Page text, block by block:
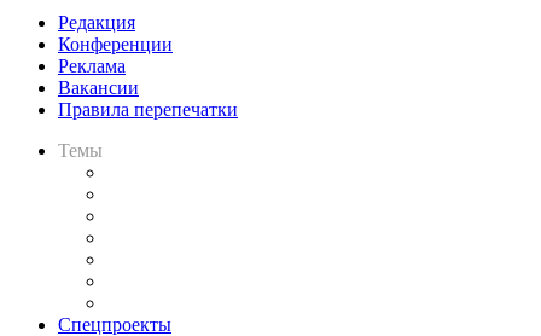
Редакция
Конференции
Реклама
Вакансии
Правила перепечатки
Темы
Спецпроекты